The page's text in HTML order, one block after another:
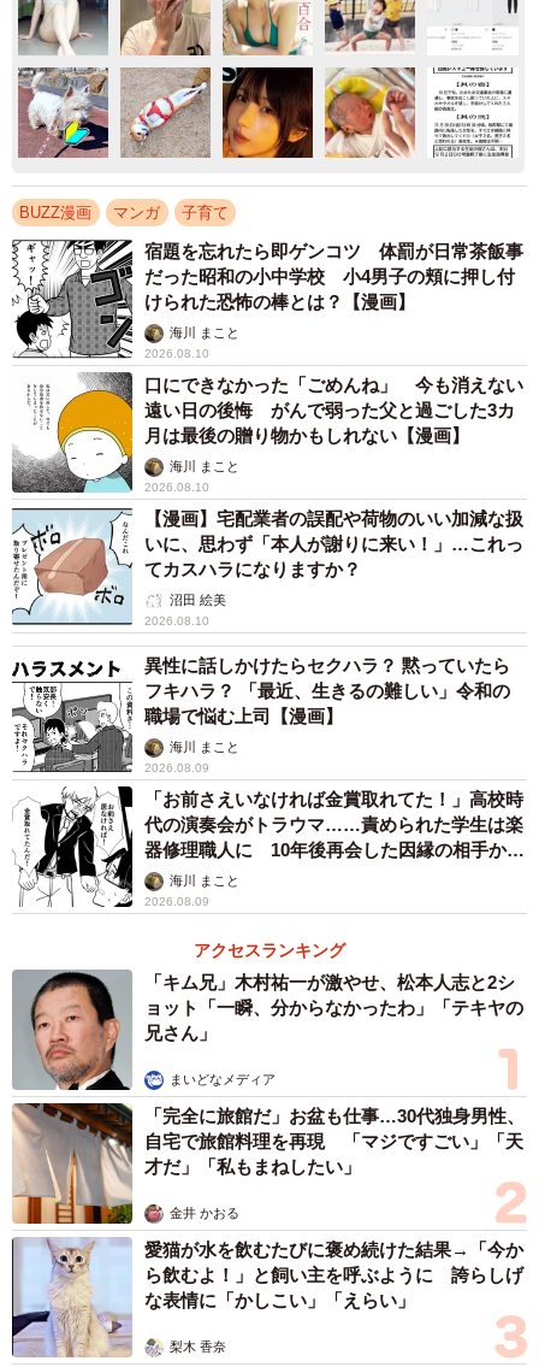
BUZZ漫画 マンガ 子育て
宿題を忘れたら即ゲンコツ 体罰が日常茶飯事
だった昭和の小中学校 小4男子の頬に押し付
けられた恐怖の棒とは？【漫画】
海川 まこと
2026.08.10
口にできなかった「ごめんね」 今も消えない
遠い日の後悔 がんで弱った父と過ごした3カ
月は最後の贈り物かもしれない【漫画】
海川 まこと
2026.08.10
【漫画】宅配業者の誤配や荷物のいい加減な扱
いに、思わず「本人が謝りに来い！」…これっ
てカスハラになりますか？
沼田 絵美
2026.08.10
異性に話しかけたらセクハラ？ 黙っていたら
フキハラ？ 「最近、生きるの難しい」令和の
職場で悩む上司【漫画】
海川 まこと
2026.08.09
「お前さえいなければ金賞取れてた！」高校時
代の演奏会がトラウマ……責められた学生は楽
器修理職人に 10年後再会した因縁の相手から
思わぬ申し出【漫画】
海川 まこと
2026.08.09
アクセスランキング
「キム兄」木村祐一が激やせ、松本人志と2シ
ョット「一瞬、分からなかったわ」「テキヤの
兄さん」
まいどなメディア
「完全に旅館だ」お盆も仕事…30代独身男性、
自宅で旅館料理を再現 「マジですごい」「天
才だ」「私もまねしたい」
金井 かおる
愛猫が水を飲むたびに褒め続けた結果→「今か
ら飲むよ！」と飼い主を呼ぶように 誇らしげ
な表情に「かしこい」「えらい」
梨木 香奈